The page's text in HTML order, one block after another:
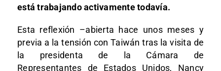
está trabajando activamente todavía.
Esta reflexión –abierta hace unos meses y
previa a la tensión con Taiwán tras la visita de
la presidenta de la Cámara de
Representantes de Estados Unidos, Nancy